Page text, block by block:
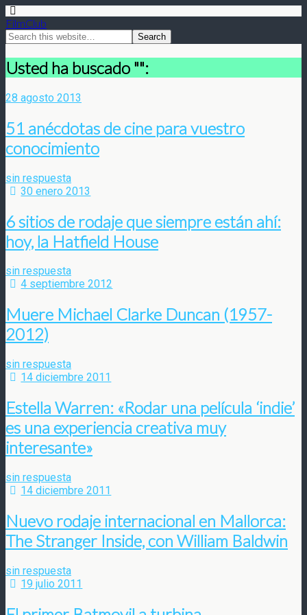
FilmClub
Usted ha buscado "":
28 agosto 2013
51 anécdotas de cine para vuestro
conocimiento
sin respuesta
30 enero 2013
6 sitios de rodaje que siempre están ahí:
hoy, la Hatfield House
sin respuesta
4 septiembre 2012
Muere Michael Clarke Duncan (1957-
2012)
sin respuesta
14 diciembre 2011
Estella Warren: «Rodar una película ‘indie’
es una experiencia creativa muy
interesante»
sin respuesta
14 diciembre 2011
Nuevo rodaje internacional en Mallorca:
The Stranger Inside, con William Baldwin
sin respuesta
19 julio 2011